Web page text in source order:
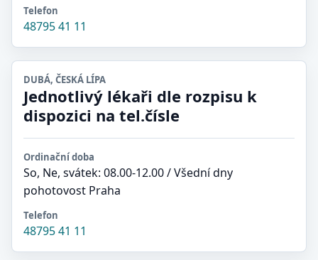
Telefon
48795 41 11
DUBÁ, ČESKÁ LÍPA
Jednotlivý lékaři dle rozpisu k
dispozici na tel.čísle
Ordinační doba
So, Ne, svátek: 08.00-12.00 / Všední dny
pohotovost Praha
Telefon
48795 41 11